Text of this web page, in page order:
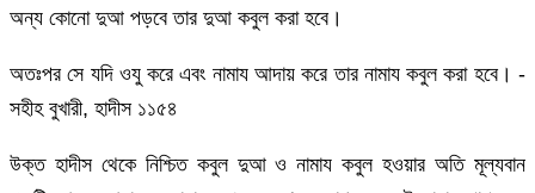
অন্য কোনো দুআ পড়বে তার দুআ কবুল করা হবে।
অতঃপর সে যদি ওযু করে এবং নামায আদায় করে তার নামায কবুল করা হবে। -
সহীহ বুখারী, হাদীস ১১৫৪
উক্ত হাদীস থেকে নিশ্চিত কবুল দুআ ও নামায কবুল হওয়ার অতি মূল্যবান